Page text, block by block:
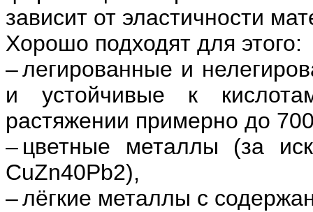
зависит от эластичности
Хорошо подходят для этого:
– легированные и
и устойчивые к
растяжении примерно до
– цветные металлы (за
CuZn40Pb2),
– лёгкие металлы с